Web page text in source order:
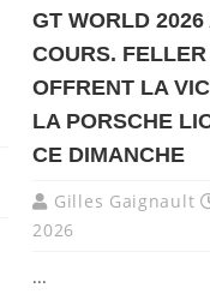
GT WORLD 2026
COURS.
OFFRENT LA
LA PORSCHE
CE DIMANCHE
Gilles Gaignault
2026
...